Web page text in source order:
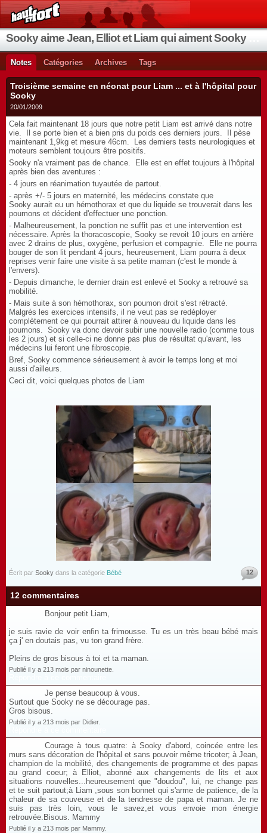
Notes Catégories Archives Tags
Troisième semaine en néonat pour Liam ... et à l'hôpital pour
Sooky
20/01/2009
Cela fait maintenant 18 jours que notre petit Liam est arrivé dans notre
vie. Il se porte bien et a bien pris du poids ces derniers jours. Il pèse
maintenant 1,9kg et mesure 46cm. Les derniers tests neurologiques et
moteurs semblent toujours être positifs.
Sooky n'a vraiment pas de chance. Elle est en effet toujours à l'hôpital
après bien des aventures :
- 4 jours en réanimation tuyautée de partout.
- après +/- 5 jours en maternité, les médecins constate que
Sooky aurait eu un hémothorax et que du liquide se trouverait dans les
poumons et décident d'effectuer une ponction.
- Malheureusement, la ponction ne suffit pas et une intervention est
nécessaire. Après la thoracoscopie, Sooky se revoit 10 jours en arrière
avec 2 drains de plus, oxygène, perfusion et compagnie. Elle ne pourra
bouger de son lit pendant 4 jours, heureusement, Liam pourra à deux
reprises venir faire une visite à sa petite maman (c'est le monde à
l'envers).
- Depuis dimanche, le dernier drain est enlevé et Sooky a retrouvé sa
mobilité.
- Mais suite à son hémothorax, son poumon droit s'est rétracté.
Malgrés les exercices intensifs, il ne veut pas se redéployer
complètement ce qui pourrait attirer à nouveau du liquide dans les
poumons. Sooky va donc devoir subir une nouvelle radio (comme tous
les 2 jours) et si celle-ci ne donne pas plus de résultat qu'avant, les
médecins lui feront une fibroscopie.
Bref, Sooky commence sérieusement à avoir le temps long et moi
aussi d'ailleurs.
Ceci dit, voici quelques photos de Liam
Écrit par Sooky dans la catégorie Bébé 12
12 commentaires
Bonjour petit Liam,
je suis ravie de voir enfin ta frimousse. Tu es un très beau bébé mais
ça j' en doutais pas, vu ton grand frère.
Pleins de gros bisous à toi et ta maman.
Publié il y a 213 mois par ninounette.
Je pense beaucoup à vous.
Surtout que Sooky ne se décourage pas.
Gros bisous.
Publié il y a 213 mois par Didier.
Courage à tous quatre: à Sooky d'abord, coincée entre les
murs sans décoration de l'hôpital et sans pouvoir même tricoter; à Jean,
champion de la mobilité, des changements de programme et des papas
au grand coeur; à Elliot, abonné aux changements de lits et aux
situations nouvelles...heureusement que "doudou", lui, ne change pas
et te suit partout;à Liam ,sous son bonnet qui s'arme de patience, de la
chaleur de sa couveuse et de la tendresse de papa et maman. Je ne
suis pas très loin, vous le savez,et vous envoie mon énergie
retrouvée.Bisous. Mammy
Publié il y a 213 mois par Mammy.